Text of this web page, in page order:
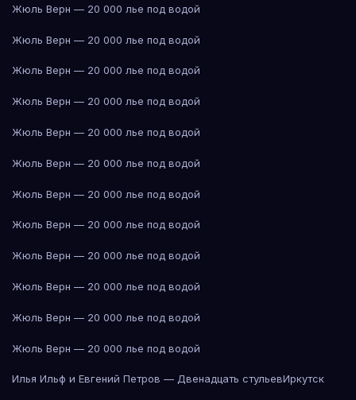
Жюль Верн — 20 000 лье под водой
Жюль Верн — 20 000 лье под водой
Жюль Верн — 20 000 лье под водой
Жюль Верн — 20 000 лье под водой
Жюль Верн — 20 000 лье под водой
Жюль Верн — 20 000 лье под водой
Жюль Верн — 20 000 лье под водой
Жюль Верн — 20 000 лье под водой
Жюль Верн — 20 000 лье под водой
Жюль Верн — 20 000 лье под водой
Жюль Верн — 20 000 лье под водой
Жюль Верн — 20 000 лье под водой
Илья Ильф и Евгений Петров — Двенадцать стульевИркутск